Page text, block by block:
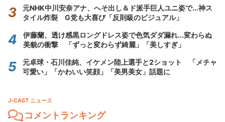
元NHK中川安奈アナ、へそ出し＆ド派手巨人ユニ姿で...神ス
タイル炸裂 G党も大喜び「反則級のビジュアル」
伊藤蘭、透け感黒ロングドレス姿で色気ダダ漏れ...変わらぬ
美貌の衝撃 「ずっと変わらず綺麗」「美しすぎ」
元卓球・石川佳純、イケメン陸上選手と2ショット 「メチャ
可愛い」「かわいい笑顔」「美男美女」話題に
J-CAST ニュース
コメントランキング